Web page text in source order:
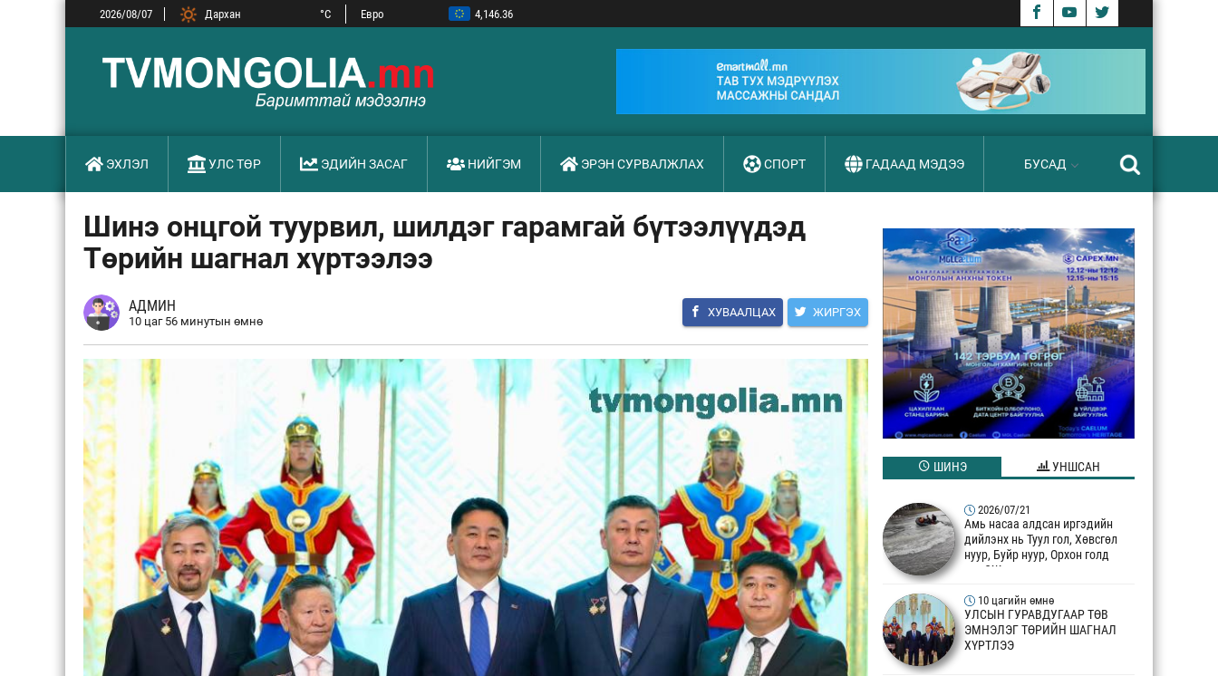
2026/08/07 Дархан
°C
Улаанбаатар
Евро
4,146.36
ОХУ-ын рубль
44.52
АНУ-ын доллар
ЭХЛЭЛ УЛС ТӨР ЭДИЙН ЗАСАГ НИЙГЭМ ЭРЭН СУРВАЛЖЛАХ СПОРТ ГАДААД МЭДЭЭ БУСАД
Шинэ онцгой туурвил, шилдэг гарамгай бүтээлүүдэд
Төрийн шагнал хүртээлээ
АДМИН
10 цаг 56 минутын өмнө
ХУВААЛЦАХ ЖИРГЭХ
ШИНЭ УНШСАН
2026/07/21
Амь насаа алдсан иргэдийн
дийлэнх нь Туул гол, Хөвсгөл
нуур, Буйр нуур, Орхон голд
эндЭЖ
10 цагийн өмнө
УЛСЫН ГУРАВДУГААР ТӨВ
ЭМНЭЛЭГ ТӨРИЙН ШАГНАЛ
ХҮРТЛЭЭ